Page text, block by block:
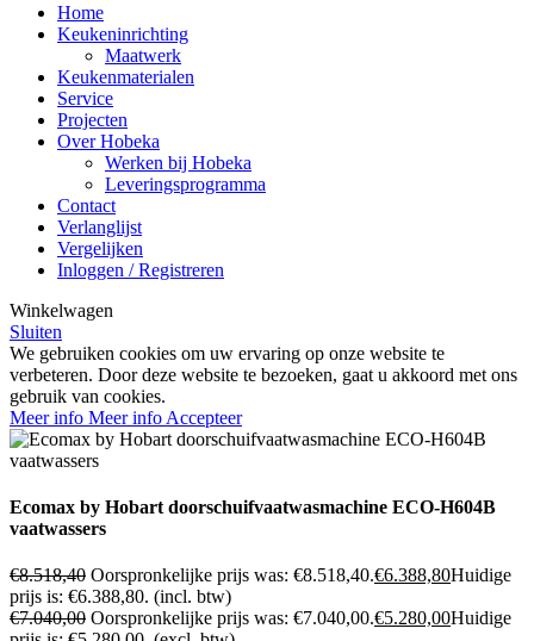
Home
Keukeninrichting
Maatwerk
Keukenmaterialen
Service
Projecten
Over Hobeka
Werken bij Hobeka
Leveringsprogramma
Contact
Verlanglijst
Vergelijken
Inloggen / Registreren
Winkelwagen
Sluiten
We gebruiken cookies om uw ervaring op onze website te
verbeteren. Door deze website te bezoeken, gaat u akkoord met ons
gebruik van cookies.
Meer info Meer info Accepteer
Ecomax by Hobart doorschuifvaatwasmachine ECO-H604B
vaatwassers
€8.518,40 Oorspronkelijke prijs was: €8.518,40.€6.388,80Huidige
prijs is: €6.388,80. (incl. btw)
€7.040,00 Oorspronkelijke prijs was: €7.040,00.€5.280,00Huidige